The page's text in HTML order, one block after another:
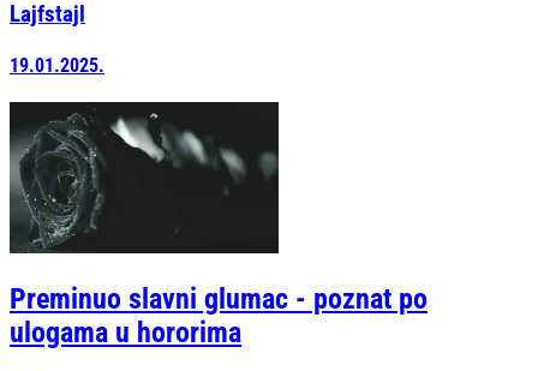
Lajfstajl
19.01.2025.
Preminuo slavni glumac - poznat po
ulogama u hororima